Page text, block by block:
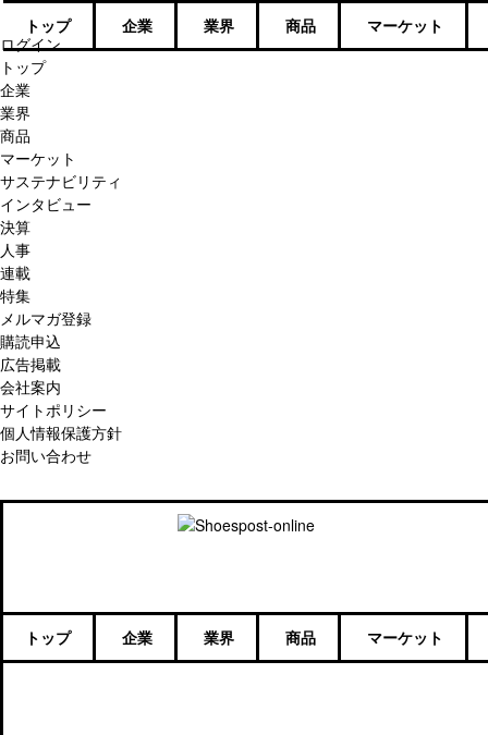
ログイン
トップ
企業
業界
商品
マーケット
サステナビリティ
インタビュー
決算
人事
連載
特集
メルマガ登録
購読申込
広告掲載
会社案内
サイトポリシー
個人情報保護方針
お問い合わせ
トップ 企業 業界 商品 マーケット
トップ 企業 業界 商品 マーケット